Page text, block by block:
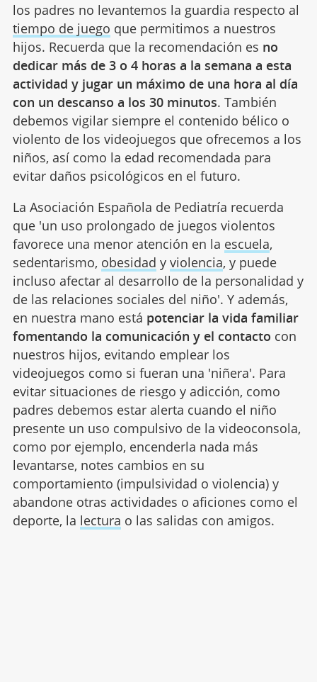
los padres no levantemos la guardia respecto al
tiempo de juego que permitimos a nuestros
hijos. Recuerda que la recomendación es no
dedicar más de 3 o 4 horas a la semana a esta
actividad y jugar un máximo de una hora al día
con un descanso a los 30 minutos. También
debemos vigilar siempre el contenido bélico o
violento de los videojuegos que ofrecemos a los
niños, así como la edad recomendada para
evitar daños psicológicos en el futuro.
La Asociación Española de Pediatría recuerda
que 'un uso prolongado de juegos violentos
favorece una menor atención en la escuela,
sedentarismo, obesidad y violencia, y puede
incluso afectar al desarrollo de la personalidad y
de las relaciones sociales del niño'. Y además,
en nuestra mano está potenciar la vida familiar
fomentando la comunicación y el contacto con
nuestros hijos, evitando emplear los
videojuegos como si fueran una 'niñera'. Para
evitar situaciones de riesgo y adicción, como
padres debemos estar alerta cuando el niño
presente un uso compulsivo de la videoconsola,
como por ejemplo, encenderla nada más
levantarse, notes cambios en su
comportamiento (impulsividad o violencia) y
abandone otras actividades o aficiones como el
deporte, la lectura o las salidas con amigos.